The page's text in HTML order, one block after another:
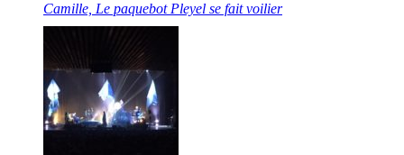
Camille, Le paquebot Pleyel se fait voilier